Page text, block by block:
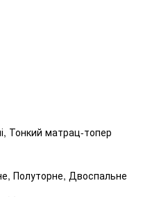
Тонкий матрац-топер
Полуторне, Двоспальне